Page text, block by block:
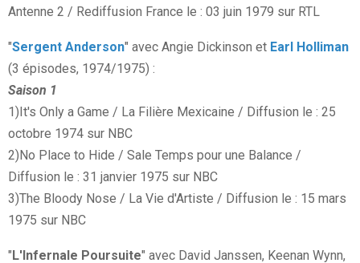
Antenne 2 / Rediffusion France le : 03 juin 1979 sur RTL
"Sergent Anderson" avec Angie Dickinson et Earl Holliman
(3 épisodes, 1974/1975) :
Saison 1
1)It's Only a Game / La Filière Mexicaine / Diffusion le : 25
octobre 1974 sur NBC
2)No Place to Hide / Sale Temps pour une Balance /
Diffusion le : 31 janvier 1975 sur NBC
3)The Bloody Nose / La Vie d'Artiste / Diffusion le : 15 mars
1975 sur NBC
"L'Infernale Poursuite" avec David Janssen, Keenan Wynn,